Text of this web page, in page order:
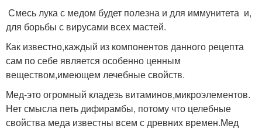
Смесь лука с медом будет полезна и для иммунитета и,
для борьбы с вирусами всех мастей.
Как известно,каждый из компонентов данного рецепта
сам по себе является особенно ценным
веществом,имеющем лечебные свойств.
Мед-это огромный кладезь витаминов,микроэлементов.
Нет смысла петь дифирамбы, потому что целебные
свойства меда известны всем с древних времен.Мед